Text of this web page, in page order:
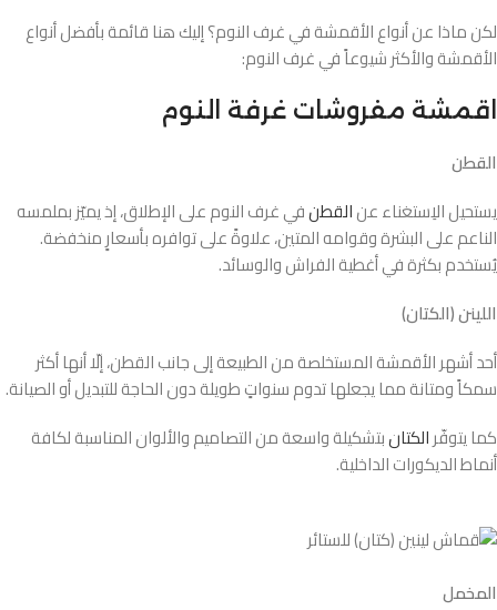
لكن ماذا عن أنواع الأقمشة في غرف النوم؟ إليك هنا قائمة بأفضل أنواع
الأقمشة والأكثر شيوعاً في غرف النوم:
اقمشة مفروشات غرفة النوم
القطن
يستحيل الاِستغناء عنالقطنفي غرف النوم على الإطلاق، إذ يميّز بملمسه
الناعم على البشرة وقوامه المتين، علاوةً على توافره بأسعارٍ منخفضة.
يُستخدم بكثرة في أغطية الفراش والوسائد.
اللينن (الكتان)
أحد أشهر الأقمشة المستخلصة من الطبيعة إلى جانب القطن، إلّا أنها أكثر
سمكاً ومتانة مما يجعلها تدوم سنواتٍ طويلة دون الحاجة للتبديل أو الصيانة.
كما يتوفّرالكتانبتشكيلة واسعة من التصاميم والألوان المناسبة لكافة
أنماط الديكورات الداخلية.
المخمل